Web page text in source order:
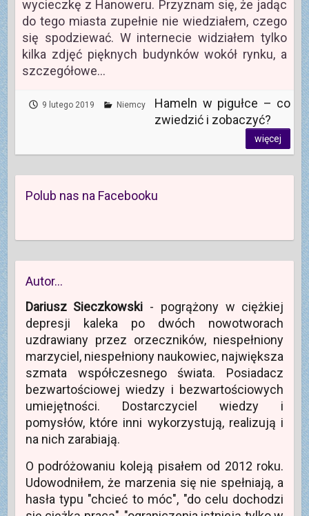
wycieczkę z Hanoweru. Przyznam się, że jadąc
do tego miasta zupełnie nie wiedziałem, czego
się spodziewać. W internecie widziałem tylko
kilka zdjęć pięknych budynków wokół rynku, a
szczegółowe…
9 lutego 2019 Niemcy
Hameln w pigułce – co
zwiedzić i zobaczyć?
więcej
Polub nas na Facebooku
Autor…
Dariusz Sieczkowski - pogrążony w ciężkiej
depresji kaleka po dwóch nowotworach
uzdrawiany przez orzeczników, niespełniony
marzyciel, niespełniony naukowiec, największa
szmata współczesnego świata. Posiadacz
bezwartościowej wiedzy i bezwartościowych
umiejętności. Dostarczyciel wiedzy i
pomysłów, które inni wykorzystują, realizują i
na nich zarabiają.
O podróżowaniu koleją pisałem od 2012 roku.
Udowodniłem, że marzenia się nie spełniają, a
hasła typu "chcieć to móc", "do celu dochodzi